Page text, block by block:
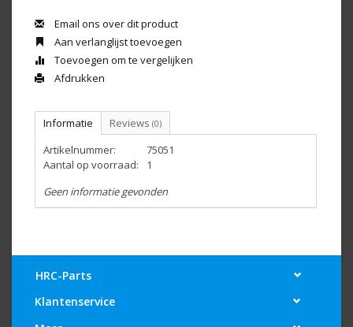
Email ons over dit product
Aan verlanglijst toevoegen
Toevoegen om te vergelijken
Afdrukken
Informatie Reviews (0)
Artikelnummer:
75051
Aantal op voorraad:
1
Geen informatie gevonden
HRC-Parts
Klantenservice